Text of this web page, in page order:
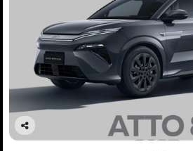
Co